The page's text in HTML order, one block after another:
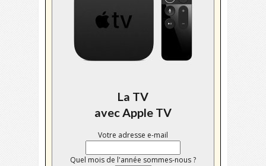
La TV
avec Apple TV
Votre adresse e-mail
Quel mois de l'année sommes-nous ?